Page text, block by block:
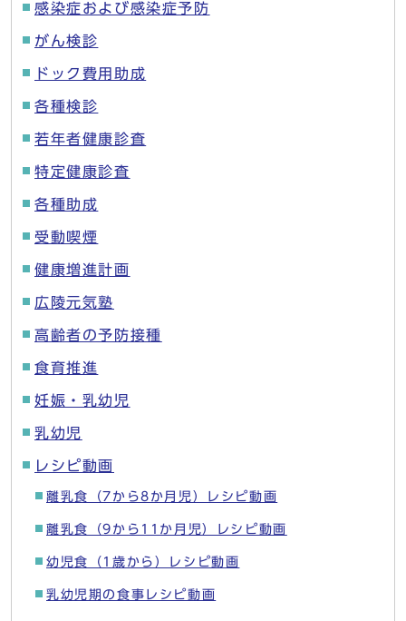
感染症および感染症予防
がん検診
ドック費用助成
各種検診
若年者健康診査
特定健康診査
各種助成
受動喫煙
健康増進計画
広陵元気塾
高齢者の予防接種
食育推進
妊娠・乳幼児
乳幼児
レシピ動画
離乳食（7から8か月児）レシピ動画
離乳食（9から11か月児）レシピ動画
幼児食（1歳から）レシピ動画
乳幼児期の食事レシピ動画